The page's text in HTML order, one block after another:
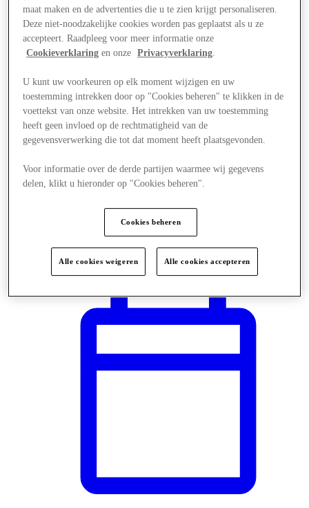
Plan je bezoek
maat maken en de advertenties die u te zien krijgt personaliseren.
Deze niet-noodzakelijke cookies worden pas geplaatst als u ze
accepteert. Raadpleeg voor meer informatie onze
Cookieverklaring en onze Privacyverklaring.
U kunt uw voorkeuren op elk moment wijzigen en uw
toestemming intrekken door op "Cookies beheren" te klikken in de
voettekst van onze website. Het intrekken van uw toestemming
heeft geen invloed op de rechtmatigheid van de
gegevensverwerking die tot dat moment heeft plaatsgevonden.
Voor informatie over de derde partijen waarmee wij gegevens
delen, klikt u hieronder op "Cookies beheren".
Cookies beheren
Alle cookies weigeren Alle cookies accepteren